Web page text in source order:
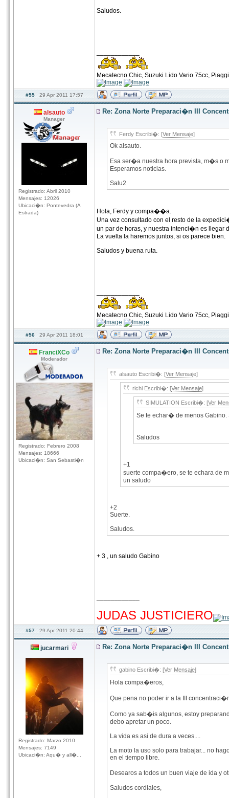
Saludos.
Mecatecno Chic, Suzuki Lido Vario 75cc,
#55 29 Apr 2011 17:57
alsauto
Manager
Registrado: Abril 2010
Mensajes: 12026
Ubicaci�n: Pontevedra (A
Estrada)
Re: Zona Norte Preparaci�n III
Ferdy Escribi�: [Ver Mensaje]
Ok alsauto.
Esa ser�a nuestra hora prevista, m�s o
Esperamos noticias.
Salu2
Hola, Ferdy y compa��a.
Una vez consultado con el resto de la
un par de horas, y nuestra intenci�n es llegar
La vuelta la haremos juntos, si os parece bien.
Saludos y buena ruta.
Mecatecno Chic, Suzuki Lido Vario 75cc,
#56 29 Apr 2011 18:01
FranciXCo
Moderador
Registrado: Febrero 2008
Mensajes: 18666
Ubicaci�n: San Sebasti�n
Re: Zona Norte Preparaci�n III
alsauto Escribi�: [Ver Mensaje]
richi Escribi�: [Ver Mensaje]
SIMULATION Escribi�: [Ver
Se te echar� de menos Gabino.
Saludos
+1
suerte compa�ero, se te echara de
un saludo
+2
Suerte.
Saludos.
+ 3 , un saludo Gabino
JUDAS JUSTICIERO
#57 29 Apr 2011 20:44
jucarmari
Registrado: Marzo 2010
Mensajes: 7149
Ubicaci�n: Aqu� y all�...
Re: Zona Norte Preparaci�n III
gabino Escribi�: [Ver Mensaje]
Hola compa�eros,
Que pena no poder ir a la III
Como ya sab�is algunos, estoy
debo apretar un poco.
La vida es asi de dura a veces....
La moto la uso solo para trabajar... no
en el tiempo libre.
Desearos a todos un buen viaje de ida y
Saludos cordiales,